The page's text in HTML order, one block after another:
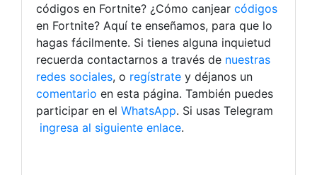
códigos en Fortnite? ¿Cómo canjear códigos
en Fortnite? Aquí te enseñamos, para que lo
hagas fácilmente. Si tienes alguna inquietud
recuerda contactarnos a través de nuestras
redes sociales, o regístrate y déjanos un
comentario en esta página. También puedes
participar en el WhatsApp. Si usas Telegram
ingresa al siguiente enlace.